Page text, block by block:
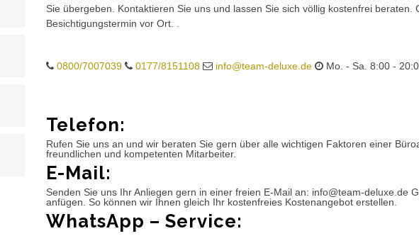
Sie übergeben. Kontaktieren Sie uns und lassen Sie sich völlig kostenfrei
Besichtigungstermin vor Ort. .
0800/7007039 0177/8151108 info@team-deluxe.de Mo. - Sa. 8:00 -
Telefon:
Rufen Sie uns an und wir beraten Sie gern über alle wichtigen Faktoren einer
freundlichen und kompetenten Mitarbeiter.
E-Mail:
Senden Sie uns Ihr Anliegen gern in einer freien E-Mail an: info@team-deluxe.de
anfügen. So können wir Ihnen gleich Ihr kostenfreies Kostenangebot erstellen.
WhatsApp – Service: